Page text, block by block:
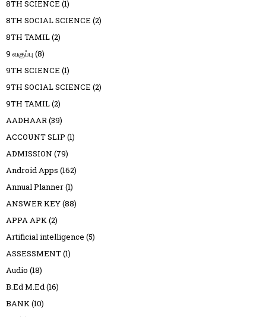
8TH SCIENCE (1)
8TH SOCIAL SCIENCE (2)
8TH TAMIL(2)
9 வகுப்பு (8)
9TH SCIENCE (1)
9TH SOCIAL SCIENCE (2)
9TH TAMIL(2)
AADHAAR(39)
ACCOUNT SLIP (1)
ADMISSION (79)
Android Apps (162)
Annual Planner(1)
ANSWER KEY(88)
APPA APK(2)
Artificial intelligence (5)
ASSESSMENT(1)
Audio (18)
B.Ed M.Ed(16)
BANK(10)